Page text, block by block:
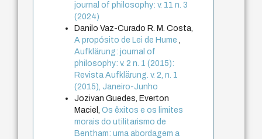
journal of philosophy: v. 11 n. 3
(2024)
Danilo Vaz-Curado R. M. Costa,
A propósito de Lei de Hume,
Aufklärung: journal of
philosophy: v. 2 n. 1 (2015):
Revista Aufklärung. v. 2, n. 1
(2015), Janeiro-Junho
Jozivan Guedes, Everton
Maciel,Os êxitos e os limites
morais do utilitarismo de
Bentham: uma abordagem a